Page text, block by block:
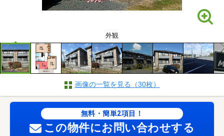
外観
画像の一覧を見る（30枚）
無料・簡単2項目！
この物件にお問い合わせする